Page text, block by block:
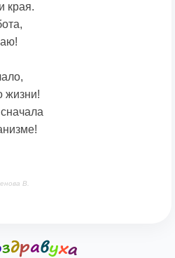
края.
жизни!
В.